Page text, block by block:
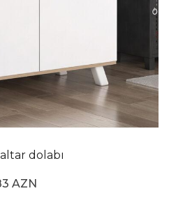
dolabı
AZN